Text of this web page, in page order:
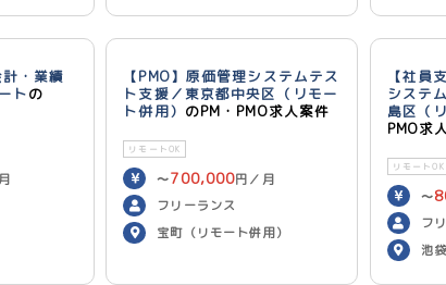
・業績
トの
【PMO】原価管理システムテス
ト支援／東京都中央区（リモー
ト併用） のPM・PMO求人案件
リモートOK
〜700,000円／月
フリーランス
宝町（リモート併用）
【社員
システ
島区（
PMO求
リモートOK
〜
フ
池